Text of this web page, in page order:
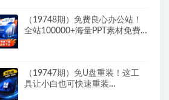
（19748期）免费良心办公站！
全站100000+海量PPT素材免费
（19747期）免U盘重装！这工
具让小白也可快速重装